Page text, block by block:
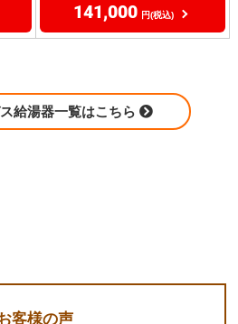
141,000 円(税込)
給湯器一覧はこちら
客様の声